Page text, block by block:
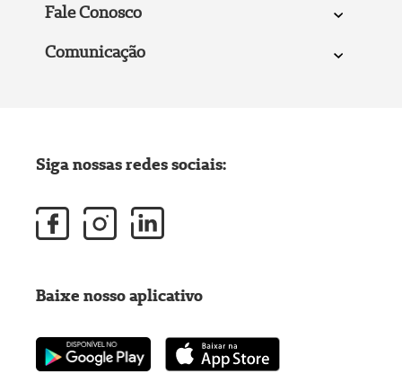
Fale Conosco
Comunicação
Siga nossas redes sociais:
Baixe nosso aplicativo